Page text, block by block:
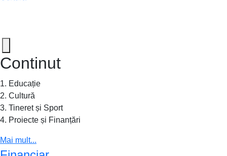
Continut
1. Educație
2. Cultură
3. Tineret și Sport
4. Proiecte și Finanțări
Mai mult...